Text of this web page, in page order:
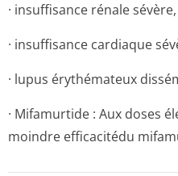
· insuffisance rénale sévère,
· insuffisance cardiaque
· lupus érythémateux
· Mifamurtide : Aux doses
moindre efficacitédu